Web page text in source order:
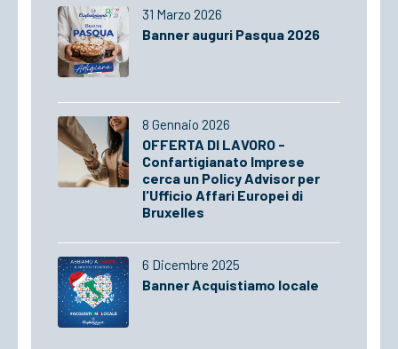
31 Marzo 2026
Banner auguri Pasqua 2026
8 Gennaio 2026
OFFERTA DI LAVORO -
Confartigianato Imprese
cerca un Policy Advisor per
l'Ufficio Affari Europei di
Bruxelles
6 Dicembre 2025
Banner Acquistiamo locale